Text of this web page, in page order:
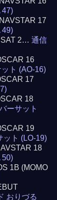
47)
17
49)
2…通信
16
ト (AO-16)
17
18
ーサット
19
ット (LO-19)
18
50)
1B (MOMO
おりづる